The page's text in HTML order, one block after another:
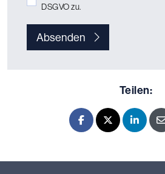
DSGVO zu.
Absenden
Teilen:
FacebookX - Twitter